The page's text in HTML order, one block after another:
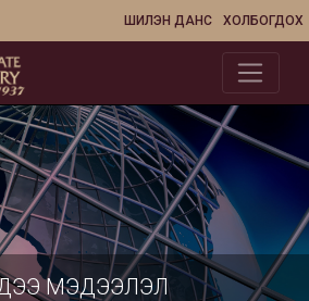
ХОЛБОГДОХ
ШИЛЭН ДАНС
МЭДЭЭЛЭЛ